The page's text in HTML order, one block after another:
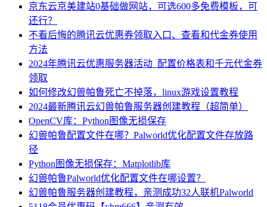
京东云京美建站0基础做网站，可选600多免费模板，可
还行？
不看后悔的腾讯云优惠券领取入口、查看和代金券使用
方法
2024年腾讯云优惠服务器活动_配置价格表和千元代金券
领取
如何修改幻兽帕鲁死亡不掉落，linux游戏设置教程
2024最新腾讯云幻兽帕鲁服务器创建教程（超简单）
OpenCV库：Python图像无损保存
幻兽帕鲁配置文件在哪？Palworld优化配置文件存放路
径
Python图像无损保存：Matplotlib库
幻兽帕鲁Palworld优化配置文件在哪设置？
幻兽帕鲁服务器创建教程，亲测成功32人联机Palworld